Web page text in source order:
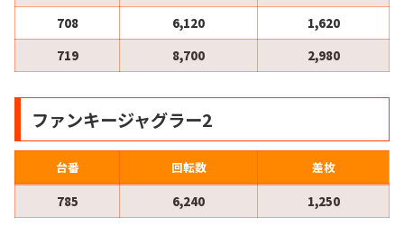
708 6,120
1,620
719
8,700 2,980
ファンキージャグラー2
台番 回転数
差枚
785
6,240 1,250